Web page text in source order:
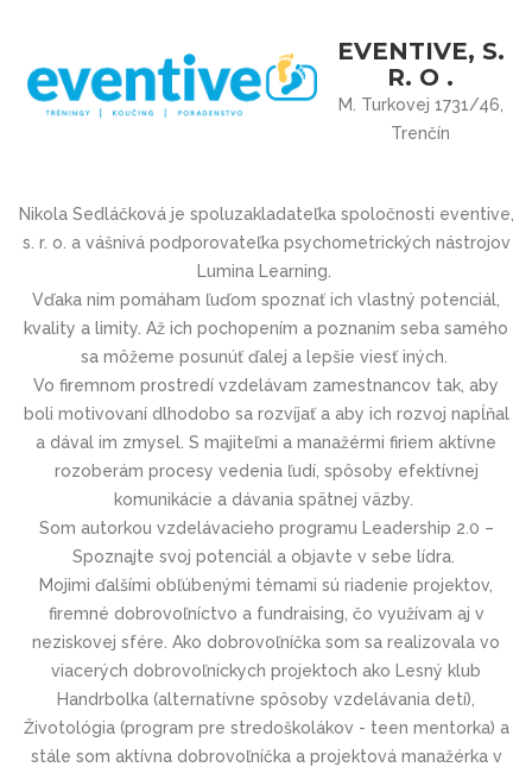
EVENTIVE, S.
R. O .
M. Turkovej 1731/46,
Trenčín
Nikola Sedláčková je spoluzakladateľka spoločnosti eventive,
s. r. o. a vášnivá podporovateľka psychometrických nástrojov
Lumina Learning.
Vďaka nim pomáham ľuďom spoznať ich vlastný potenciál,
kvality a limity. Až ich pochopením a poznaním seba samého
sa môžeme posunúť ďalej a lepšie viesť iných.
Vo firemnom prostredí vzdelávam zamestnancov tak, aby
boli motivovaní dlhodobo sa rozvíjať a aby ich rozvoj napĺňal
a dával im zmysel. S majiteľmi a manažérmi firiem aktívne
rozoberám procesy vedenia ľudí, spôsoby efektívnej
komunikácie a dávania spätnej väzby.
Som autorkou vzdelávacieho programu Leadership 2.0 –
Spoznajte svoj potenciál a objavte v sebe lídra.
Mojimi ďalšími obľúbenými témami sú riadenie projektov,
firemné dobrovoľníctvo a fundraising, čo využívam aj v
neziskovej sfére. Ako dobrovoľníčka som sa realizovala vo
viacerých dobrovoľníckych projektoch ako Lesný klub
Handrbolka (alternatívne spôsoby vzdelávania detí),
Životológia (program pre stredoškolákov - teen mentorka) a
stále som aktívna dobrovoľníčka a projektová manažérka v